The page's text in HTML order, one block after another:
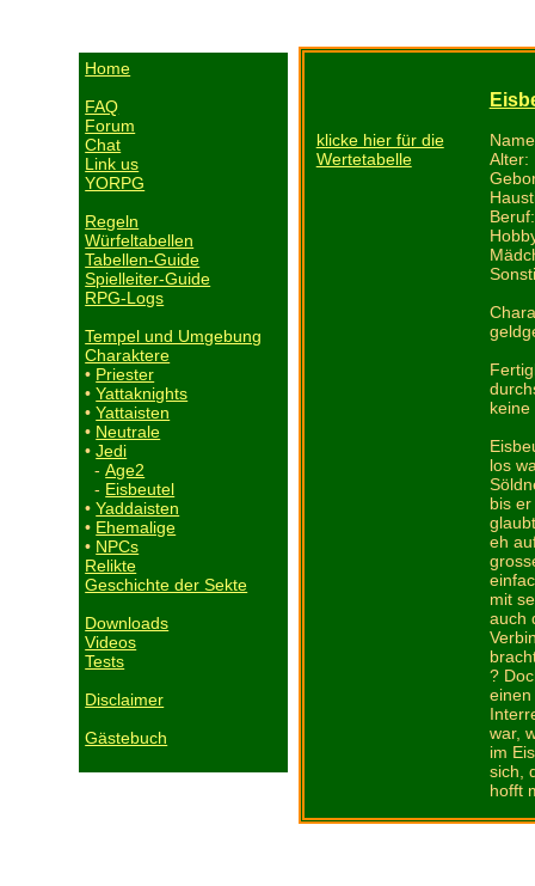
Home
FAQ
Forum
Chat
Link us
YORPG
Regeln
Würfeltabellen
Tabellen-Guide
Spielleiter-Guide
RPG-Logs
Tempel und Umgebung
Charaktere
• Priester
•Yattaknights
•Yattaisten
• Neutrale
•Jedi
-Age2
- Eisbeutel
•Yaddaisten
• Ehemalige
• NPCs
Relikte
Geschichte der Sekte
Downloads
Videos
Tests
Disclaimer
Gästebuch
klicke hier für die
Wertetabelle
Alter:
keine
los
bis
eh
mit
auch
?
einen
war,
im
sich,
hofft